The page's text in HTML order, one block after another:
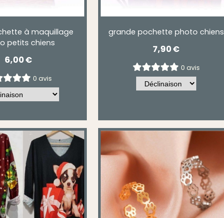
à maquillage
petits chiens
6,00€
0 avis
grande pochette photo chiens
7,90€
0 avis